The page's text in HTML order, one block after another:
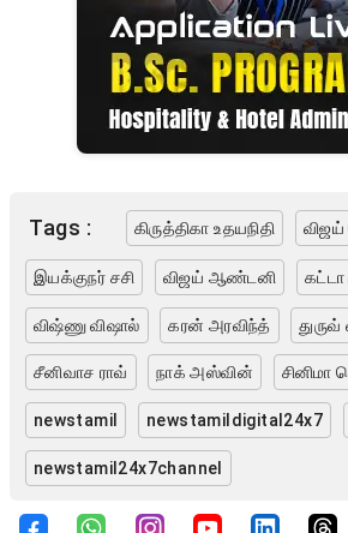
Tags : கிருத்திகா உதயநிதி விஜய்
இயக்குநர் சசி விஜய் ஆண்டனி கட்டா
விஷ்ணு விஷால் கரன் அரவிந்த் துருவ்
சீனிவாச ராவ் நாக் அஸ்வின் சினிமா
newstamil newstamildigital24x7
newstamil24x7channel